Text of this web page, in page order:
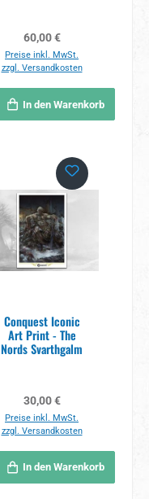
Regulärer Preis:
60,00 €
Preise inkl. MwSt.
zzgl. Versandkosten
In den Warenkorb
Conquest Iconic
Art Print - The
Nords Svarthgalm
Regulärer Preis:
30,00 €
Preise inkl. MwSt.
zzgl. Versandkosten
In den Warenkorb